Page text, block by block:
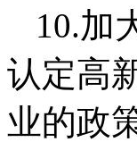
10.加
认定高
业的政